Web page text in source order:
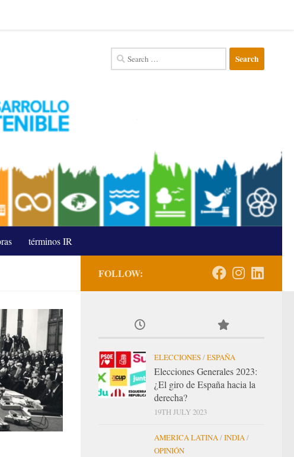
Search
for:
términos IR
FOLLOW:
ELECCIONES/ESPAÑA
Elecciones Generales 2023:
¿El giro de España hacia la
derecha?
19TH JULY 2023
AMERICA LATINA/INDIA/
OPINIÓN